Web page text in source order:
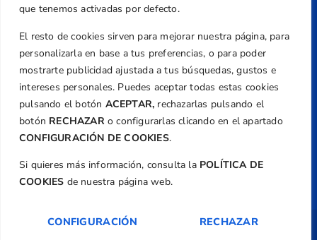
que tenemos activadas por defecto.
El resto de cookies sirven para mejorar nuestra página, para
personalizarla en base a tus preferencias, o para poder
mostrarte publicidad ajustada a tus búsquedas, gustos e
intereses personales. Puedes aceptar todas estas cookies
pulsando el botón ACEPTAR, rechazarlas pulsando el
botón RECHAZARo configurarlas clicando en el apartado
CONFIGURACIÓN DE COOKIES.
Si quieres más información, consulta la POLÍTICA DE
COOKIES de nuestra página web.
CONFIGURACIÓN RECHAZAR
federacion@golfcv.com
Aviso Legal
Política de Privacidad
Transparencia
Normativa
Federación